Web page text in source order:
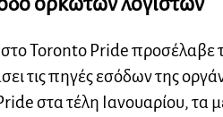
Toronto Pride προσέλαβε
τις πηγές εσόδων της
στα τέλη Ιανουαρίου, τα